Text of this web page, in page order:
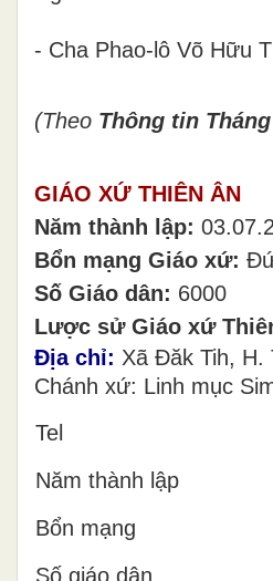
- Cha Phao-lô Võ Hữu
(Theo Thông tin Tháng
GIÁO XỨ THIÊN ÂN
Năm thành lập:
Bổn mạng Giáo xứ:
Số Giáo dân: 6000
Lược sử Giáo xứ
Địa chỉ: Xã Đăk Tih,
Chánh xứ: Linh mục
Tel
Năm thành lập
Bổn mạng
Số giáo dân